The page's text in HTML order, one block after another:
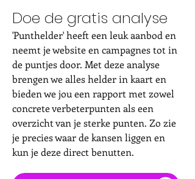
Doe de gratis analyse
'Punthelder' heeft een leuk aanbod en
neemt je website en campagnes tot in
de puntjes door. Met deze analyse
brengen we alles helder in kaart en
bieden we jou een rapport met zowel
concrete verbeterpunten als een
overzicht van je sterke punten. Zo zie
je precies waar de kansen liggen en
kun je deze direct benutten.